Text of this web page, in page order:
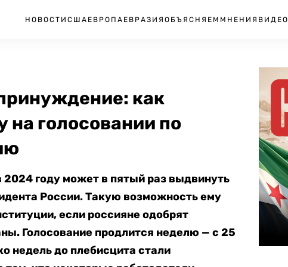
НОВОСТИ США ЕВРОПА ЕВРАЗИЯ ОБЪЯСНЯЕМ МНЕНИЯ ВИДЕО
как
на голосовании по
году может в пятый раз выдвинуть
России. Такую возможность ему
если россияне одобрят
Голосование продлится неделю — с 25
недель до плебисцита стали